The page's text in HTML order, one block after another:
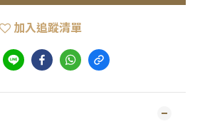
加入追蹤清單